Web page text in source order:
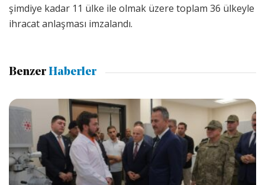
şimdiye kadar 11 ülke ile olmak üzere toplam 36 ülkeyle
ihracat anlaşması imzalandı.
Benzer Haberler